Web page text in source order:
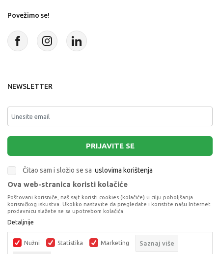
Povežimo se!
NEWSLETTER
PRIJAVITE SE
Čitao sam i složio se sa uslovima korištenja
Terms of Service
apply.
Ova web-stranica koristi kolačiće
Poštovani korisniče, naš sajt koristi cookies (kolačiće) u cilju poboljšanja
korisničkog iskustva. Ukoliko nastavite da pregledate i koristite našu Internet
prodavnicu slažete se sa upotrebom kolačića.
Detaljnije
Nužni Statistika Marketing Saznaj više